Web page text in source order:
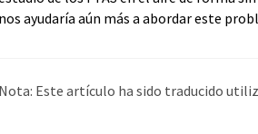
nos ayudaría aún más a abordar este
Nota: Este artículo ha sido traducido